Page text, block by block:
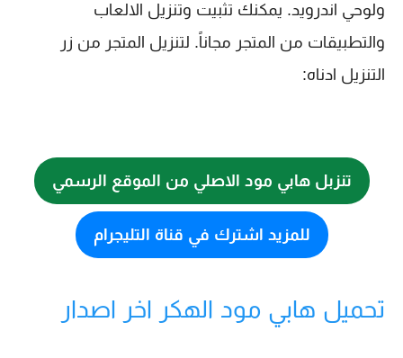
ولوحي اندرويد. يمكنك تثبيت وتنزيل الالعاب
والتطبيقات من المتجر مجاناً. لتنزيل المتجر من زر
التنزيل ادناه:
تنزبل هابي مود الاصلي من الموقع الرسمي
للمزيد اشترك في قناة التليجرام
تحميل هابي مود الهكر اخر اصدار